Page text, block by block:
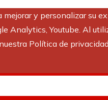
y personalizar su
Analytics, Youtube. Al
Política de